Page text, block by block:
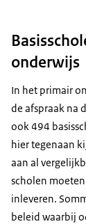
onderwijs
In het primair
de afspraak na
ook 494
hier tegenaan
aan al
scholen
inleveren.
beleid waarbij